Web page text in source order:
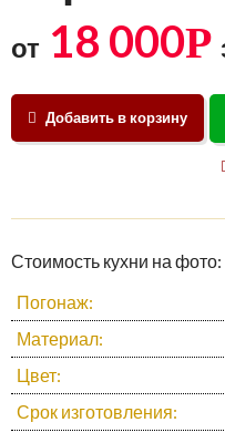
от 18 000Р
Добавить в корзину
Стоимость кухни на фото:
Погонаж:
Материал:
Цвет:
Срок изготовления: